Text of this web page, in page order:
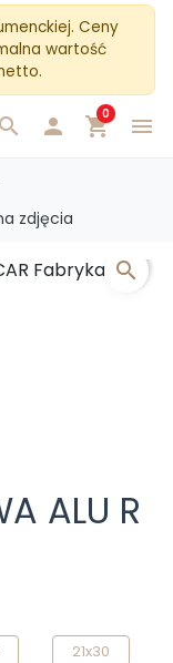
Ceny
wartość
menu
search  shopping_cart
0
zdjęcia
Next
search
ALU R
21x30